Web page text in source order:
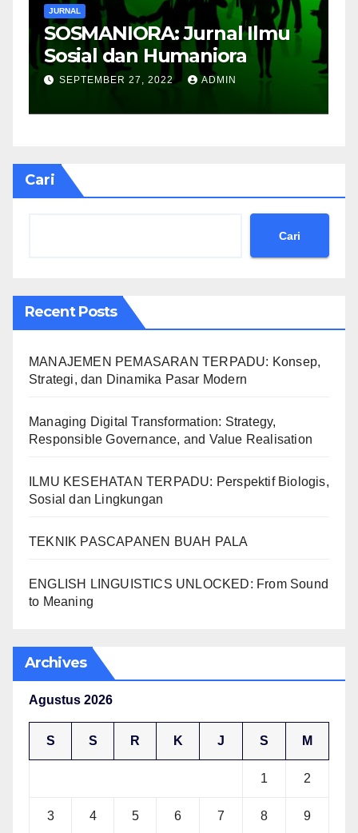
JURNAL
SOSMANIORA: Jurnal Ilmu
Sosial dan Humaniora
SEPTEMBER 27, 2022 ADMIN
Cari
Cari
Recent Posts
MANAJEMEN PEMASARAN TERPADU: Konsep,
Strategi, dan Dinamika Pasar Modern
Managing Digital Transformation: Strategy,
Responsible Governance, and Value Realisation
ILMU KESEHATAN TERPADU: Perspektif Biologis,
Sosial dan Lingkungan
TEKNIK PASCAPANEN BUAH PALA
ENGLISH LINGUISTICS UNLOCKED: From Sound
to Meaning
Archives
Agustus 2026
S S R K J S M
1 2
3 4 5 6 7 8 9